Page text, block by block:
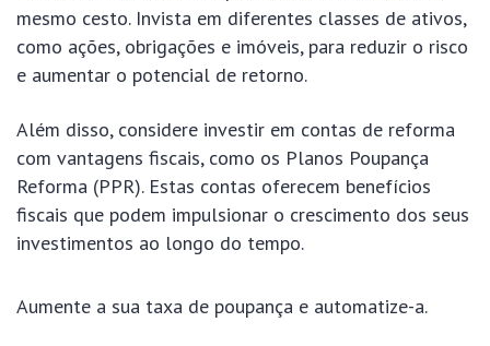
mesmo cesto. Invista em diferentes classes de ativos,
como ações, obrigações e imóveis, para reduzir o risco
e aumentar o potencial de retorno.
Além disso, considere investir em contas de reforma
com vantagens fiscais, como os Planos Poupança
Reforma (PPR). Estas contas oferecem benefícios
fiscais que podem impulsionar o crescimento dos seus
investimentos ao longo do tempo.
Aumente a sua taxa de poupança e automatize-a.